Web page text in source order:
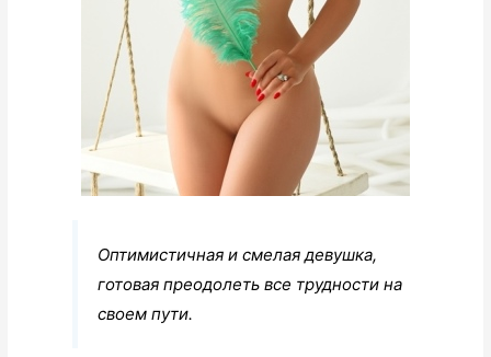
Оптимистичная и смелая девушка,
готовая преодолеть все трудности на
своем пути.